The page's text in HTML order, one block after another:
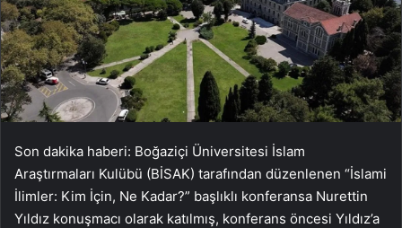
Son dakika haberi: Boğaziçi Üniversitesi İslam
Araştırmaları Kulübü (BİSAK) tarafından düzenlenen “İslami
İlimler: Kim İçin, Ne Kadar?” başlıklı konferansa Nurettin
Yıldız konuşmacı olarak katılmış, konferans öncesi Yıldız’a